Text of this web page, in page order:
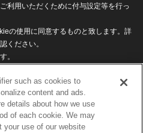
利用いただくために付与設定等を行っ
の使用に同意するものと致します。詳
ください。
。
Do Not Sell or Share My
Personal Information
such as cookies to
content and ads.
details about how we use
of each cookie. We may
your use of our website